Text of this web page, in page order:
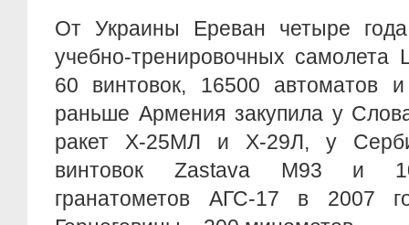
От Украины Ереван четыре
учебно-тренировочных самолета
60 винтовок, 16500 автоматов
раньше Армения закупила у
ракет Х-25МЛ и Х-29Л, у
винтовок Zastava M93 и
гранатометов АГС-17 в 2007